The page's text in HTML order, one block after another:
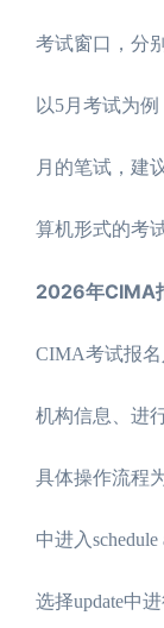
考试窗口，分
以5月考试为
月的笔试，建
算机形式的考
2026年CIMA
CIMA考试报名
机构信息、进
具体操作流程
中进入
选择update中